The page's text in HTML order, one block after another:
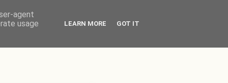
agent
usage
LEARN MORE GOT IT